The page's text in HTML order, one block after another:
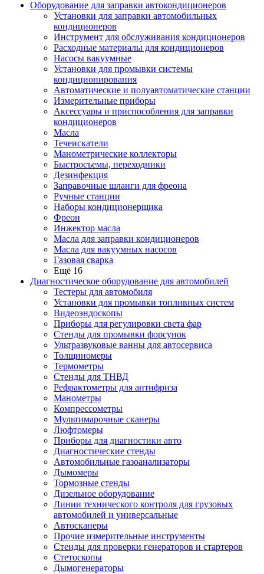
Оборудование для заправки автокондиционеров
Установки для заправки автомобильных
кондиционеров
Инструмент для обслуживания кондиционеров
Расходные материалы для кондиционеров
Насосы вакуумные
Установки для промывки системы
кондиционирования
Автоматические и полуавтоматические станции
Измерительные приборы
Аксессуары и приспособления для заправки
кондиционеров
Масла
Течеискатели
Манометрические коллекторы
Быстросъемы, переходники
Дезинфекция
Заправочные шланги для фреона
Ручные станции
Наборы кондиционерщика
Фреон
Инжектор масла
Масла для заправки кондиционеров
Масла для вакуумных насосов
Газовая сварка
Ещё 16
Диагностическое оборудование для автомобилей
Тестеры для автомобиля
Установки для промывки топливных систем
Видеоэндоскопы
Приборы для регулировки света фар
Стенды для промывки форсунок
Ультразвуковые ванны для автосервиса
Толщиномеры
Термометры
Стенды для ТНВД
Рефрактометры для антифриза
Манометры
Компрессометры
Мультимарочные сканеры
Люфтомеры
Приборы для диагностики авто
Диагностические стенды
Автомобильные газоанализаторы
Дымомеры
Тормозные стенды
Дизельное оборудование
Линии технического контроля для грузовых
автомобилей и универсальные
Автосканеры
Прочие измерительные инструменты
Стенды для проверки генераторов и стартеров
Стетоскопы
Дымогенераторы